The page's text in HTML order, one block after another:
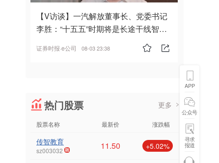
【V访谈】一汽解放董事长、党委书记
李胜：“十五五”时期将是长途干线智能
证券时报·e公司 08-03 23:38
热门股票 更多
股票名称 最新价 涨跌幅
传智教育
sz003032 11.50 +5.02%
APP
公众号
寻求
报道